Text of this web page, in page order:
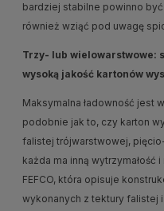
bardziej stabilne powinno
również wziąć pod uwagę
Trzy- lub wielowarstwowe:
wysoką jakość kartonów
Maksymalna ładowność jest
podobnie jak to, czy karton
falistej trójwarstwowej,
każda ma inną wytrzymałość
FEFCO, która opisuje
wykonanych z tektury falistej i